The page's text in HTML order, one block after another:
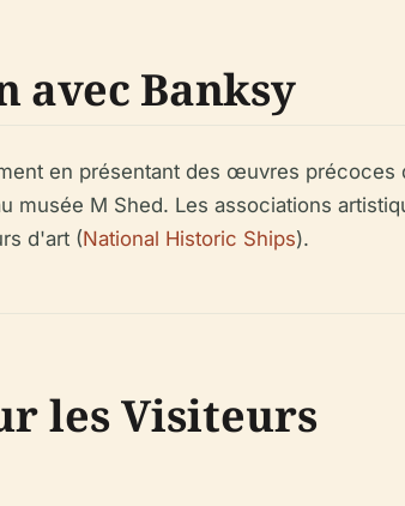
avec Banksy
en présentant des œuvres précoces
musée M Shed. Les associations
d'art (National Historic Ships).
les Visiteurs